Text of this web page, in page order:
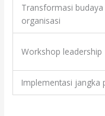
Transformasi budaya
organisasi
Workshop leadership
Implementasi jangka